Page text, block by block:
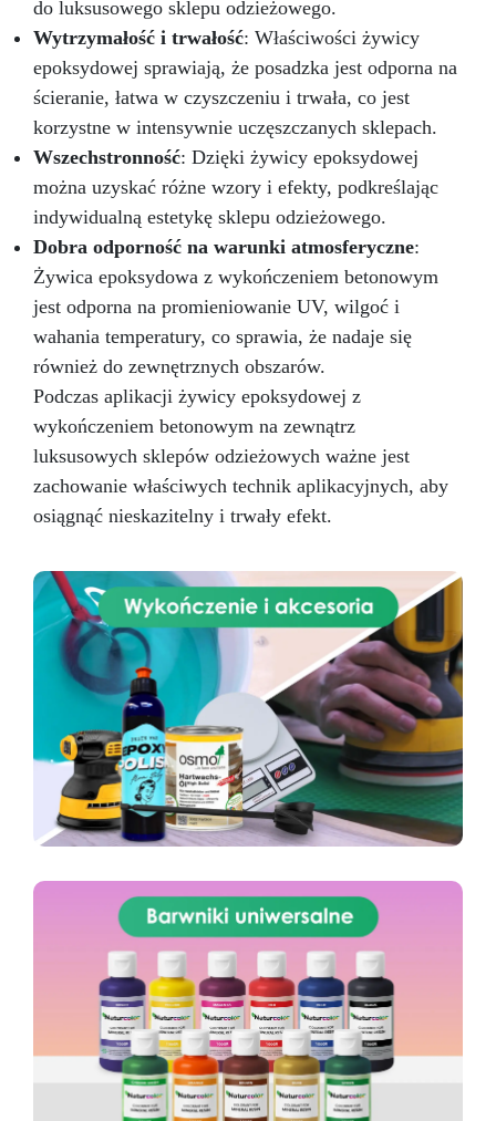
do luksusowego sklepu odzieżowego.
Wytrzymałość i trwałość: Właściwości żywicy
epoksydowej sprawiają, że posadzka jest odporna na
ścieranie, łatwa w czyszczeniu i trwała, co jest
korzystne w intensywnie uczęszczanych sklepach.
Wszechstronność: Dzięki żywicy epoksydowej
można uzyskać różne wzory i efekty, podkreślając
indywidualną estetykę sklepu odzieżowego.
Dobra odporność na warunki atmosferyczne:
Żywica epoksydowa z wykończeniem betonowym
jest odporna na promieniowanie UV, wilgoć i
wahania temperatury, co sprawia, że nadaje się
również do zewnętrznych obszarów.
Podczas aplikacji żywicy epoksydowej z
wykończeniem betonowym na zewnątrz
luksusowych sklepów odzieżowych ważne jest
zachowanie właściwych technik aplikacyjnych, aby
osiągnąć nieskazitelny i trwały efekt.